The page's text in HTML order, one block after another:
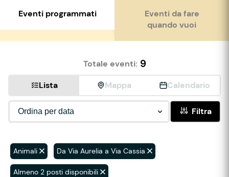
Eventi programmati
Eventi da fare
quando vuoi
Totale eventi: 9
Lista Mappa Calendario
Filtra
Animali Da Via Aurelia a Via Cassia
Almeno 2 posti disponibili